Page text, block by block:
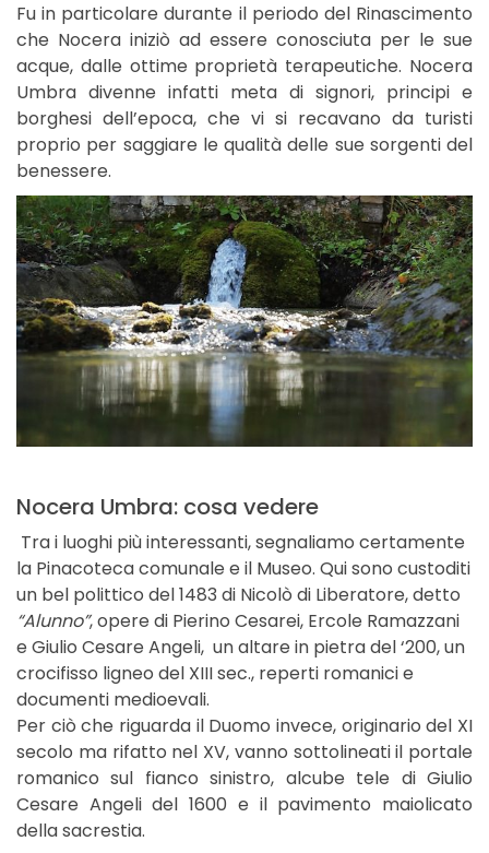
Fu in particolare durante il periodo del Rinascimento
che Nocera iniziò ad essere conosciuta per le sue
acque, dalle ottime proprietà terapeutiche. Nocera
Umbra divenne infatti meta di signori, principi e
borghesi dell’epoca, che vi si recavano da turisti
proprio per saggiare le qualità delle sue sorgenti del
benessere.
Nocera Umbra: cosa vedere
Tra i luoghi più interessanti, segnaliamo certamente
la Pinacoteca comunale e il Museo. Qui sono custoditi
un bel polittico del 1483 di Nicolò di Liberatore, detto
“Alunno”, opere di Pierino Cesarei, Ercole Ramazzani
e Giulio Cesare Angeli, un altare in pietra del ‘200, un
crocifisso ligneo del XIII sec., reperti romanici e
documenti medioevali.
Per ciò che riguarda il Duomo invece, originario del XI
secolo ma rifatto nel XV, vanno sottolineati il portale
romanico sul fianco sinistro, alcube tele di Giulio
Cesare Angeli del 1600 e il pavimento maiolicato
della sacrestia.